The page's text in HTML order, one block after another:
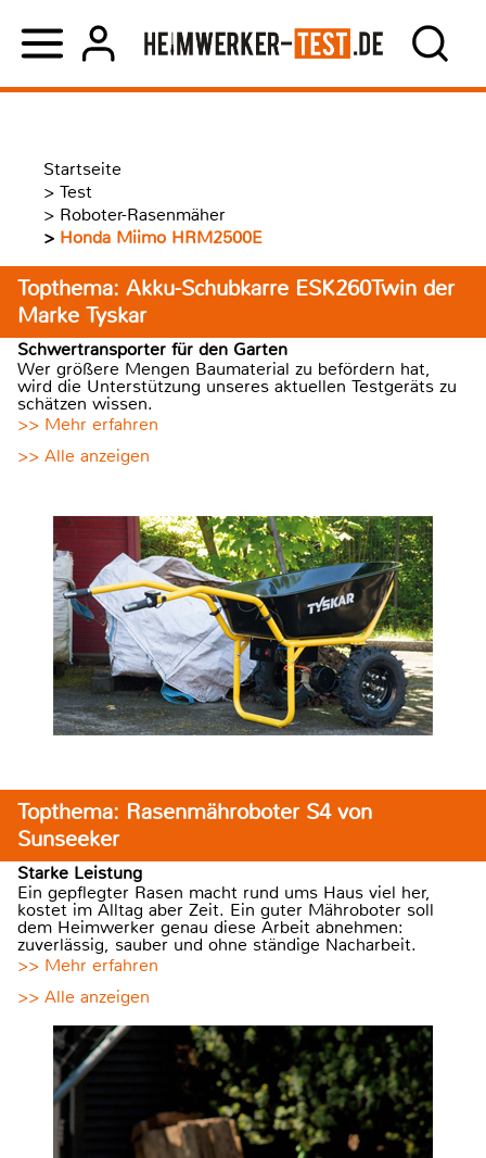
Startseite
> Test
> Roboter-Rasenmäher
> Honda Miimo HRM2500E
Topthema: Akku-Schubkarre ESK260Twin der
Marke Tyskar
Schwertransporter für den Garten
Wer größere Mengen Baumaterial zu befördern hat,
wird die Unterstützung unseres aktuellen Testgeräts zu
schätzen wissen.
>> Mehr erfahren
>> Alle anzeigen
Topthema: Rasenmähroboter S4 von
Sunseeker
Starke Leistung
Ein gepflegter Rasen macht rund ums Haus viel her,
kostet im Alltag aber Zeit. Ein guter Mähroboter soll
dem Heimwerker genau diese Arbeit abnehmen:
zuverlässig, sauber und ohne ständige Nacharbeit.
>> Mehr erfahren
>> Alle anzeigen